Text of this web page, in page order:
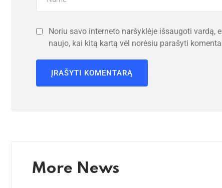
Noriu savo interneto naršyklėje išsaugoti vardą,
naujo, kai kitą kartą vėl norėsiu parašyti
More News